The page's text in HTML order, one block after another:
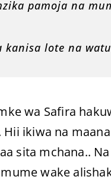
pamoja na
lote na
wa Safira
Hii ikiwa na
sita mchana..
wake